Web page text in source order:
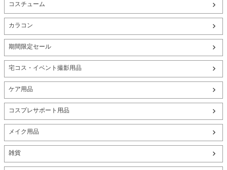
コスチューム
カラコン
期間限定セール
宅コス・イベント撮影用品
ケア用品
コスプレサポート用品
メイク用品
雑貨